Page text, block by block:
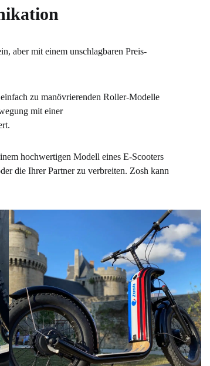
aber mit einem unschlagbaren Preis-
zu manövrierenden Roller-Modelle
mit einer
hochwertigen Modell eines E-Scooters
die Ihrer Partner zu verbreiten. Zosh kann